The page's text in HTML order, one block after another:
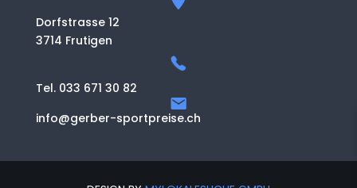
Dorfstrasse 12
3714 Frutigen
Tel. 033 671 30 82
info@gerber-sportpreise.ch